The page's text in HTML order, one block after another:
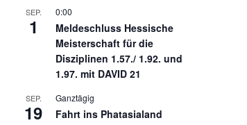
SEP.
1
0:00
Meldeschluss Hessische
Meisterschaft für die
Disziplinen 1.57./ 1.92. und
1.97. mit DAVID 21
SEP.
19
Ganztägig
Fahrt ins Phatasialand